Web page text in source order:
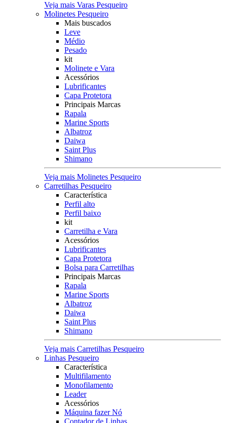
Veja mais Varas Pesqueiro
Molinetes Pesqueiro
Mais buscados
Leve
Médio
Pesado
kit
Molinete e Vara
Acessórios
Lubrificantes
Capa Protetora
Principais Marcas
Rapala
Marine Sports
Albatroz
Daiwa
Saint Plus
Shimano
Veja mais Molinetes Pesqueiro
Carretilhas Pesqueiro
Característica
Perfil alto
Perfil baixo
kit
Carretilha e Vara
Acessórios
Lubrificantes
Capa Protetora
Bolsa para Carretilhas
Principais Marcas
Rapala
Marine Sports
Albatroz
Daiwa
Saint Plus
Shimano
Veja mais Carretilhas Pesqueiro
Linhas Pesqueiro
Característica
Multifilamento
Monofilamento
Leader
Acessórios
Máquina fazer Nó
Contador de Linhas